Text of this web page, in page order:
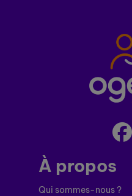
À propos
Qui sommes-nous ?